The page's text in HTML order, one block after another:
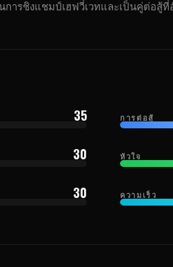
การชิงแชมป์เฮฟวี่เวทและเป็นคู่ต่อสู้
35 การต่อสู้
30 หัวใจ
30 ความเร็ว